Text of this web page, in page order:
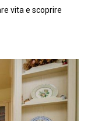
vita e scoprire